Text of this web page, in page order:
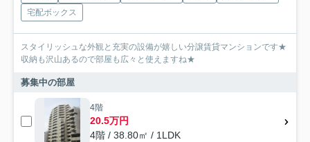
宅配ボックス
スタイリッシュな外観と充実の設備が嬉しい分譲賃貸マンションです★
収納も沢山あるので部屋も広々と使えますね★
募集中の部屋
4階
20.5万円
4階 / 38.80㎡ / 1LDK